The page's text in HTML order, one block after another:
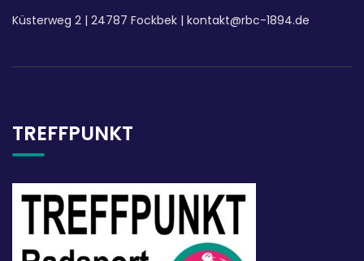
Küsterweg 2 | 24787 Fockbek | kontakt@rbc-1894.de
TREFFPUNKT